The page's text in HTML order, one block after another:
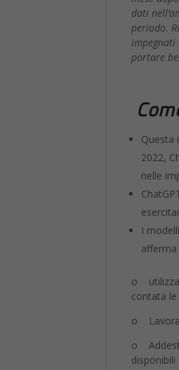
dati
periodo.
portare
Questa
2022,
nelle
I
o
contata
o Lavora
o